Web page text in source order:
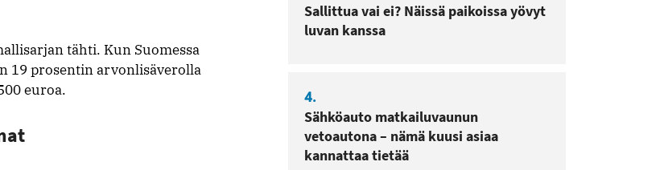
tähti. Kun Suomessa
19 prosentin arvonlisäverolla
euroa.
Sallittua vai ei? Näissä paikoissa yövyt
luvan kanssa
4.
Sähköauto matkailuvaunun
vetoautona – nämä kuusi asiaa
kannattaa tietää